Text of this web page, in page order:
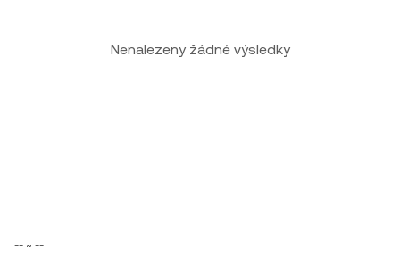
Nenalezeny žádné výsledky
-- ~ --